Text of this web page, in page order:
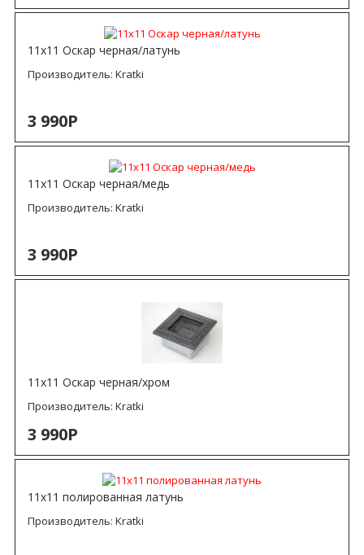
11х11 Оскар черная/латунь
Производитель: Kratki
3 990Р
11х11 Оскар черная/медь
Производитель: Kratki
3 990Р
11х11 Оскар черная/хром
Производитель: Kratki
3 990Р
11х11 полированная латунь
Производитель: Kratki